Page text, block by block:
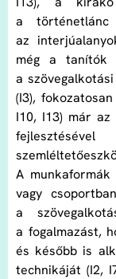
a
az
még a tanítók
a
(I3),
I10, I13) már az
A
vagy
a
a fogalmazást,
és később is
technikáját (I2,